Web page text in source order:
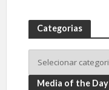
Categorias
Media of the Day